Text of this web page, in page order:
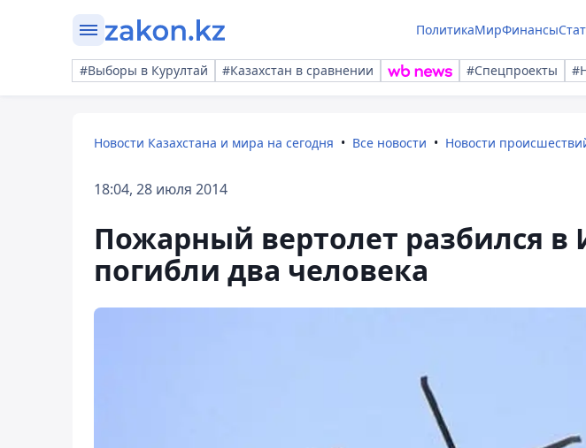
ПолитикаМирФинансы
#Выборы в Курултай #Казахстан в сравнении #Спецпроекты
Новости Казахстана и мира на сегодня Все новости Новости
18:04, 28 июля 2014
Пожарный вертолет разбился в
погибли два человека